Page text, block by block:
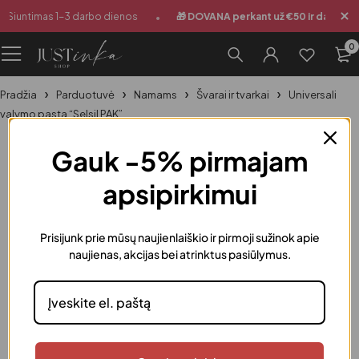
Siuntimas 1-3 darbo dienos • 🎁 DOVANA perkant už €50 ir daugiau
0
Pradžia Parduotuvė Namams Švarai ir tvarkai
Universali
valymo pasta “Selsil PAK”
IšparduotaGauk -5% pirmajam
apsipirkimui
Prisijunk prie mūsų naujienlaiškio ir pirmoji sužinok apie
naujienas, akcijas bei atrinktus pasiūlymus.